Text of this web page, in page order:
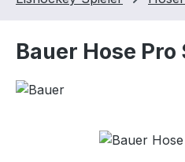
Bauer Hose Pro
Bildergalerie überspringen